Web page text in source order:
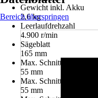
Gewicht inkl. Akku
2,6 kg
Leerlaufdrehzahl
4.900 r/min
Sägeblatt
165 mm
Max. Schnitttiefe in Holz
55 mm
Max. Schnittbreite (90°)
55 mm
Bereich überspringen